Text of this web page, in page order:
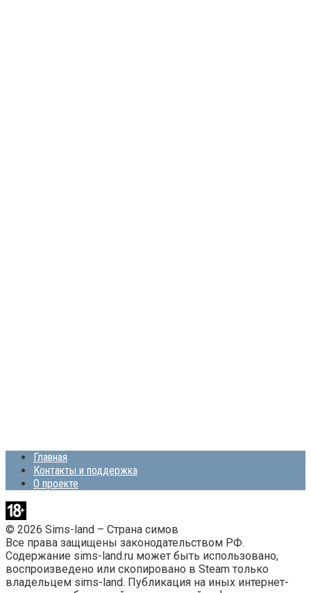
Главная
Контакты и поддержка
О проекте
© 2026 Sims-land – Страна симов
Все права защищены законодательством РФ.
Содержание sims-land.ru может быть использовано,
воспроизведено или скопировано в Steam только
владельцем sims-land. Публикация на иных интернет-